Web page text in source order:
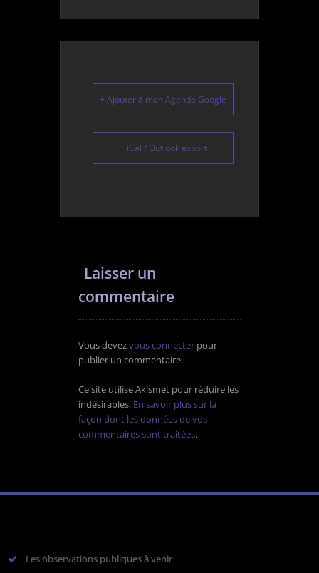
+ Ajouter à mon Agenda Google
+ iCal / Outlook export
Laisser un
commentaire
Vous devezvous connecter pour
publier un commentaire.
Ce site utilise Akismet pour réduire les
indésirables. En savoir plus sur la
façon dont les données de vos
commentaires sont traitées.
Les observations publiques à venir